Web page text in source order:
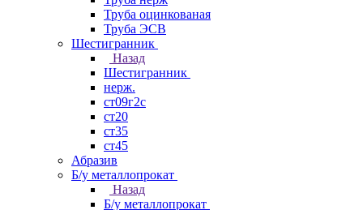
Труба оцинкованая
Труба ЭСВ
Шестигранник
Назад
Шестигранник
нерж.
ст09г2с
ст20
ст35
ст45
Абразив
Б/у металлопрокат
Назад
Б/у металлопрокат